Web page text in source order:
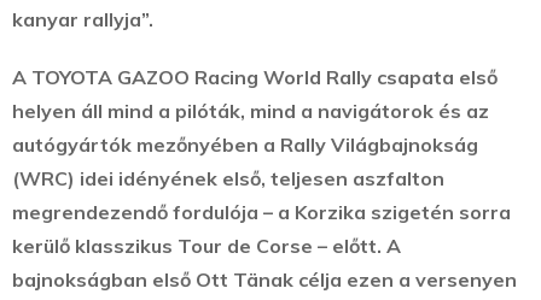
kanyar rallyja”.
A TOYOTA GAZOO Racing World Rally csapata első
helyen áll mind a pilóták, mind a navigátorok és az
autógyártók mezőnyében a Rally Világbajnokság
(WRC) idei idényének első, teljesen aszfalton
megrendezendő fordulója – a Korzika szigetén sorra
kerülő klasszikus Tour de Corse – előtt. A
bajnokságban első Ott Tänak célja ezen a versenyen